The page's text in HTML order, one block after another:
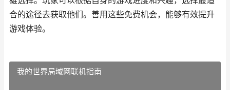
合的途径去获取他们。善用这些免费机会，能够有效提升
游戏体验。
我的世界局域网联机指南